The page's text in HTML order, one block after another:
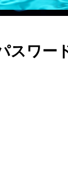
スワー